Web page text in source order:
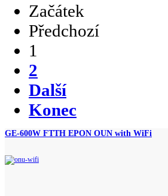
Začátek
Předchozí
1
2
Další
Konec
GE-600W FTTH EPON OUN with WiFi